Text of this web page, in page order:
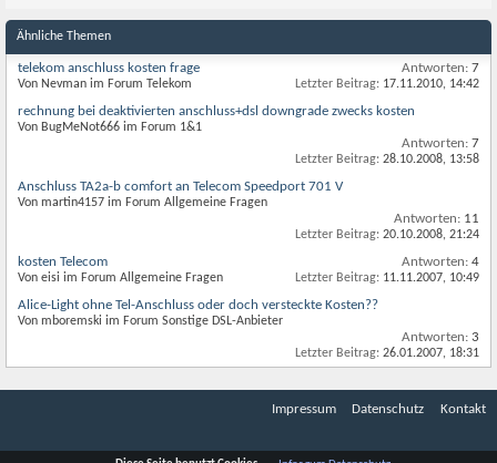
Ähnliche Themen
telekom anschluss kosten frage
Von Nevman im Forum Telekom
Antworten: 7
Letzter Beitrag: 17.11.2010, 14:42
rechnung bei deaktivierten anschluss+dsl downgrade zwecks kosten
Von BugMeNot666 im Forum 1&1
Antworten: 7
Letzter Beitrag: 28.10.2008, 13:58
Anschluss TA2a-b comfort an Telecom Speedport 701 V
Von martin4157 im Forum Allgemeine Fragen
Antworten: 11
Letzter Beitrag: 20.10.2008, 21:24
kosten Telecom
Von eisi im Forum Allgemeine Fragen
Antworten: 4
Letzter Beitrag: 11.11.2007, 10:49
Alice-Light ohne Tel-Anschluss oder doch versteckte Kosten??
Von mboremski im Forum Sonstige DSL-Anbieter
Antworten: 3
Letzter Beitrag: 26.01.2007, 18:31
Impressum Datenschutz Kontakt